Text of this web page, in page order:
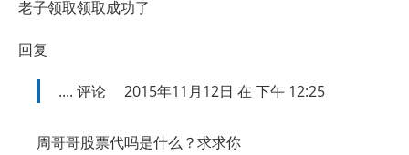
老子领取领取成功了
回复
.... 评论 2015年11月12日 在 下午 12:25
周哥哥股票代吗是什么？求求你